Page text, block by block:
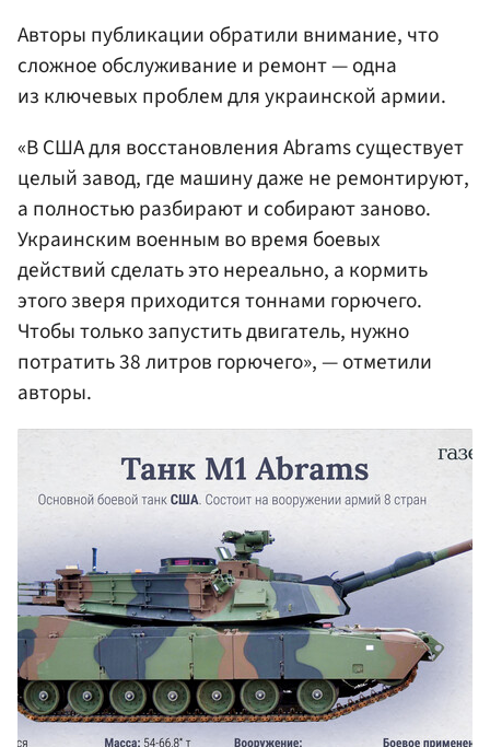
Авторы публикации обратили внимание, что
сложное обслуживание и ремонт — одна
из ключевых проблем для украинской армии.
«В США для восстановления Abrams существует
целый завод, где машину даже не ремонтируют,
а полностью разбирают и собирают заново.
Украинским военным во время боевых
действий сделать это нереально, а кормить
этого зверя приходится тоннами горючего.
Чтобы только запустить двигатель, нужно
потратить 38 литров горючего», — отметили
авторы.